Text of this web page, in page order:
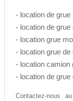
- location de grue
- location de grue
- location grue
- location grue de
- location camion
- location de grue
Contactez-nous